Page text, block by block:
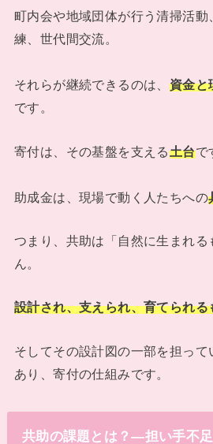
町内会や地域団体が行う清掃活
練、世代間交流。
それらが継続できるのは、 資金と
です。
寄付は、その基盤を支える土台で
助成金は、現場で動く人たちへの
つまり、共助は「自然に生まれ
ん。
設計され、支えられ、育てられる
そしてその設計図の一部を担っ
あり、寄付の仕組みです。
共助の課題とは？―担い手不